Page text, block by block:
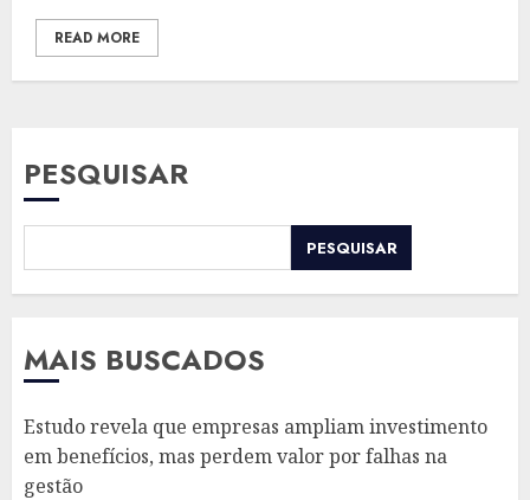
READ MORE
PESQUISAR
PESQUISAR
MAIS BUSCADOS
Estudo revela que empresas ampliam investimento
em benefícios, mas perdem valor por falhas na
gestão